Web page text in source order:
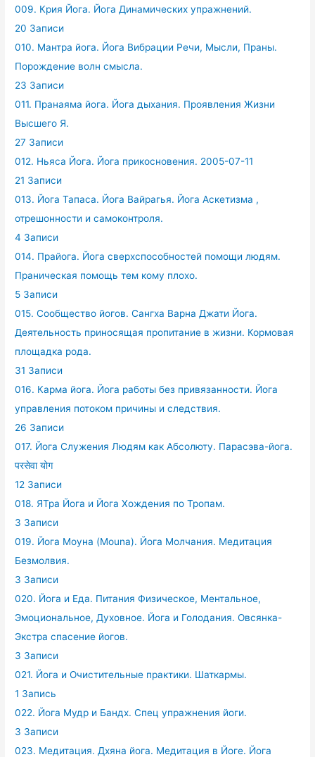
009. Крия Йога. Йога Динамических упражнений.
20 Записи
010. Мантра йога. Йога Вибрации Речи, Мысли, Праны.
Порождение волн смысла.
23 Записи
011. Пранаяма йога. Йога дыхания. Проявления Жизни
Высшего Я.
27 Записи
012. Ньяса Йога. Йога прикосновения. 2005-07-11
21 Записи
013. Йога Тапаса. Йога Вайрагья. Йога Аскетизма ,
отрешонности и самоконтроля.
4 Записи
014. Прайога. Йога сверхспособностей помощи людям.
Праническая помощь тем кому плохо.
5 Записи
015. Сообщество йогов. Сангха Варна Джати Йога.
Деятельность приносящая пропитание в жизни. Кормовая
площадка рода.
31 Записи
016. Карма йога. Йога работы без привязанности. Йога
управления потоком причины и следствия.
26 Записи
017. Йога Служения Людям как Абсолюту. Парасэва-йога.
परसेवा योग
12 Записи
018. ЯТра Йога и Йога Хождения по Тропам.
3 Записи
019. Йога Моуна (Mouna). Йога Молчания. Медитация
Безмолвия.
3 Записи
020. Йога и Еда. Питания Физическое, Ментальное,
Эмоциональное, Духовное. Йога и Голодания. Овсянка-
Экстра спасение йогов.
3 Записи
021. Йога и Очистительные практики. Шаткармы.
1 Запись
022. Йога Мудр и Бандх. Спец упражнения йоги.
3 Записи
023. Медитация. Дхяна йога. Медитация в Йоге. Йога